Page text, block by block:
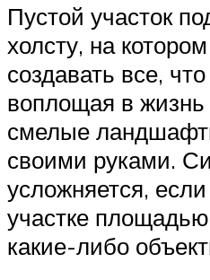
Пустой участок
холсту, на
создавать все, что
воплощая в
смелые
своими руками.
усложняется,
участке
какие-либо